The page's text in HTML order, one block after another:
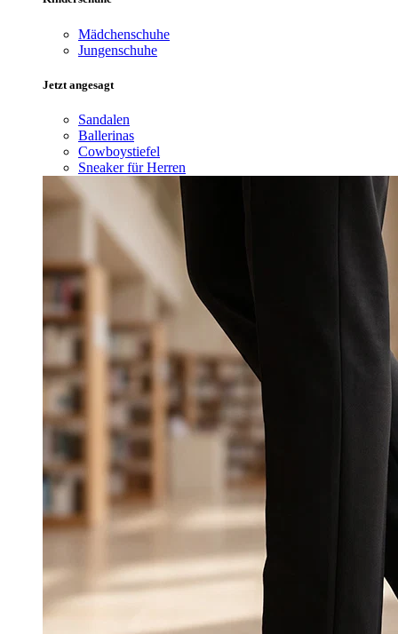
Mädchenschuhe
Jungenschuhe
Jetzt angesagt
Sandalen
Ballerinas
Cowboystiefel
Sneaker für Herren